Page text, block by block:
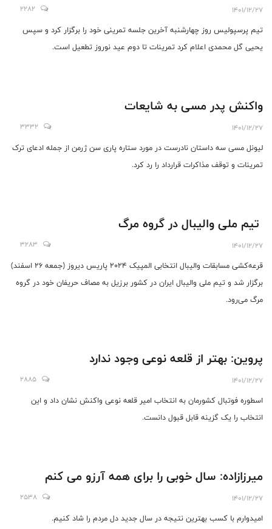
1401/12/27
2282
تیم پرسپولیس روز چهارشنبه آخرین جلسه تمرینی خود را برگزار کرد و سپس
یحیی گل محمدی اعلام کرد تمرینات تا دوم عید نوروز تطعیل است.
واکنش پدر مسی به شایعات
1401/12/27
3332
لیونل مسی سه داستان نادرست در مورد ستاره پاری سن ژرمن از جمله ادعای ترک
تمرینات و توقف مذاکرات قرارداد را رد کرد.
تیم ملی والیبال در گروه مرگ
1401/12/27
3283
قرعه‌کشی مسابقات والیبال انتخابی المپیک 2024 پاریس دیروز (جمعه 26 اسفند)
برگزار شد و تیم ملی والیبال ایران در کشور برزیل به مصاف حریفان خود در گروه
مرگ می‌رود.
پروین: بهتر از قلعه نوعی وجود ندارد
1401/12/27
2885
اسطوره فوتبال کشورمان به انتخاب امیر قلعه نوعی واکنش نشان داد و این
انتخاب را یک گزینه قابل قبول دانست.
میرزازاده: سال خوبی را برای همه آرزو می کنم
1401/12/27
2538
امیدوارم با کسب بهترین نتیجه در سال جدید دل مردم را شاد کنیم.